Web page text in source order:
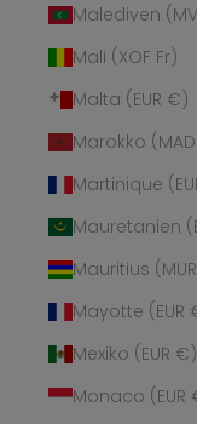
Malediven
Mali (XOF Fr)
Malta (EUR €)
Martinique
Mauretanien
Mauritius
Mayotte (EUR
Mexiko (EUR €)
Monaco (EUR